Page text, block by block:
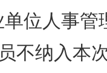
位人事管
纳入本